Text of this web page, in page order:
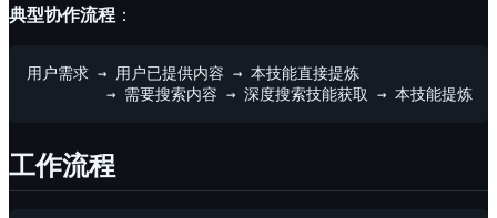
典型协作流程 ：
用户需求 → 用户已提供内容 → 本技能直接提炼
工作流程